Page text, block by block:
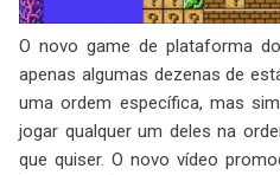
O novo game de plataforma
apenas algumas dezenas de
uma ordem específica, mas
jogar qualquer um deles na
que quiser. O novo vídeo